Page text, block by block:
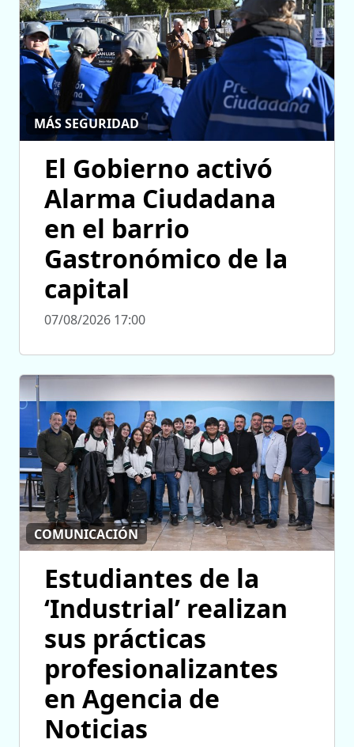
MÁS SEGURIDAD
El Gobierno activó
Alarma Ciudadana
en el barrio
Gastronómico de la
capital
07/08/2026 17:00
COMUNICACIÓN
Estudiantes de la
‘Industrial’ realizan
sus prácticas
profesionalizantes
en Agencia de
Noticias